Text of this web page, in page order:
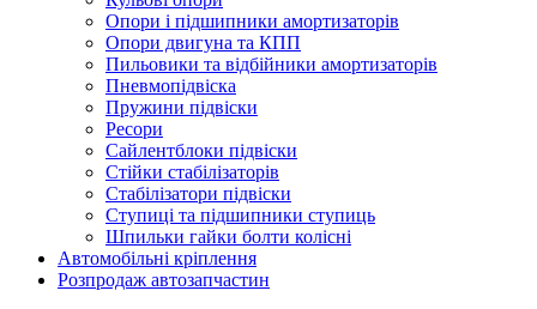
Опори і підшипники амортизаторів
Опори двигуна та КПП
Пильовики та відбійники амортизаторів
Пневмопідвіска
Пружини підвіски
Ресори
Сайлентблоки підвіски
Стійки стабілізаторів
Стабілізатори підвіски
Ступиці та підшипники ступиць
Шпильки гайки болти колісні
Автомобільні кріплення
Розпродаж автозапчастин